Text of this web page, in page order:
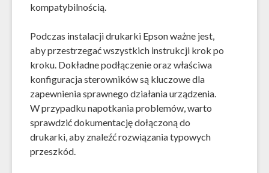
kompatybilnością.
Podczas instalacji drukarki Epson ważne jest,
aby przestrzegać wszystkich instrukcji krok po
kroku. Dokładne podłączenie oraz właściwa
konfiguracja sterowników są kluczowe dla
zapewnienia sprawnego działania urządzenia.
W przypadku napotkania problemów, warto
sprawdzić dokumentację dołączoną do
drukarki, aby znaleźć rozwiązania typowych
przeszkód.